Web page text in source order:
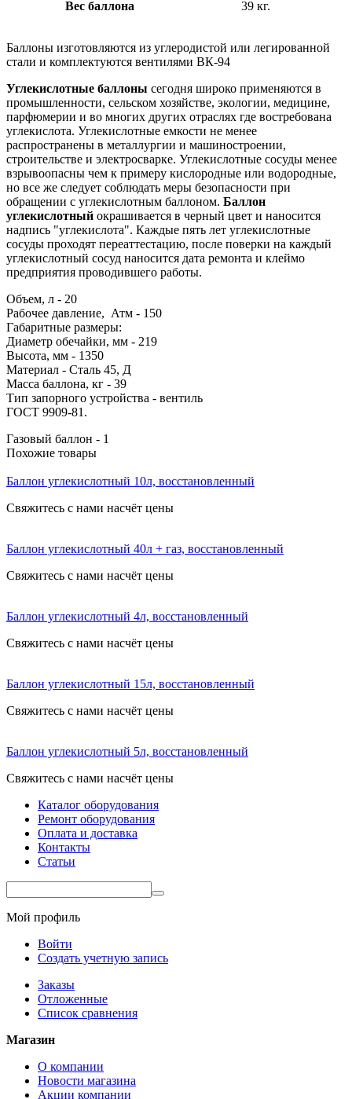
Вес баллона 39 кг.
Баллоны изготовляются из углеродистой или легированной
стали и комплектуются вентилями ВК-94
Углекислотные баллоны сегодня широко применяются в
промышленности, сельском хозяйстве, экологии, медицине,
парфюмерии и во многих других отраслях где востребована
углекислота. Углекислотные емкости не менее
распространены в металлургии и машиностроении,
строительстве и электросварке. Углекислотные сосуды менее
взрывоопасны чем к примеру кислородные или водородные,
но все же следует соблюдать меры безопасности при
обращении с углекислотным баллоном. Баллон
углекислотный окрашивается в черный цвет и наносится
надпись "углекислота". Каждые пять лет углекислотные
сосуды проходят переаттестацию, после поверки на каждый
углекислотный сосуд наносится дата ремонта и клеймо
предприятия проводившего работы.
Объем, л - 20
Рабочее давление, Атм - 150
Габаритные размеры:
Диаметр обечайки, мм - 219
Высота, мм - 1350
Материал - Сталь 45, Д
Масса баллона, кг - 39
Тип запорного устройства - вентиль
ГОСТ 9909-81.
Газовый баллон - 1
Похожие товары
Баллон углекислотный 10л, восстановленный
Свяжитесь с нами насчёт цены
Баллон углекислотный 40л + газ, восстановленный
Свяжитесь с нами насчёт цены
Баллон углекислотный 4л, восстановленный
Свяжитесь с нами насчёт цены
Баллон углекислотный 15л, восстановленный
Свяжитесь с нами насчёт цены
Баллон углекислотный 5л, восстановленный
Свяжитесь с нами насчёт цены
Каталог оборудования
Ремонт оборудования
Оплата и доставка
Контакты
Статьи
Мой профиль
Войти
Создать учетную запись
Заказы
Отложенные
Список сравнения
Магазин
О компании
Новости магазина
Акции компании